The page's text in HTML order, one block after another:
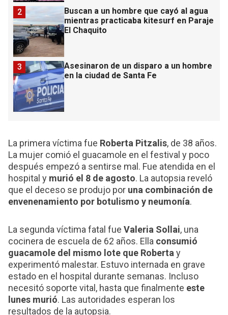
Buscan a un hombre que cayó al agua
mientras practicaba kitesurf en Paraje
El Chaquito
2
Asesinaron de un disparo a un hombre
en la ciudad de Santa Fe
3
La primera víctima fue Roberta Pitzalis, de 38 años.
La mujer comió el guacamole en el festival y poco
después empezó a sentirse mal. Fue atendida en el
hospital y murió el 8 de agosto. La autopsia reveló
que el deceso se produjo por una combinación de
envenenamiento por botulismo y neumonía.
La segunda víctima fatal fue Valeria Sollai, una
cocinera de escuela de 62 años. Ella consumió
guacamole del mismo lote que Roberta y
experimentó malestar. Estuvo internada en grave
estado en el hospital durante semanas. Incluso
necesitó soporte vital, hasta que finalmente este
lunes murió. Las autoridades esperan los
resultados de la autopsia.